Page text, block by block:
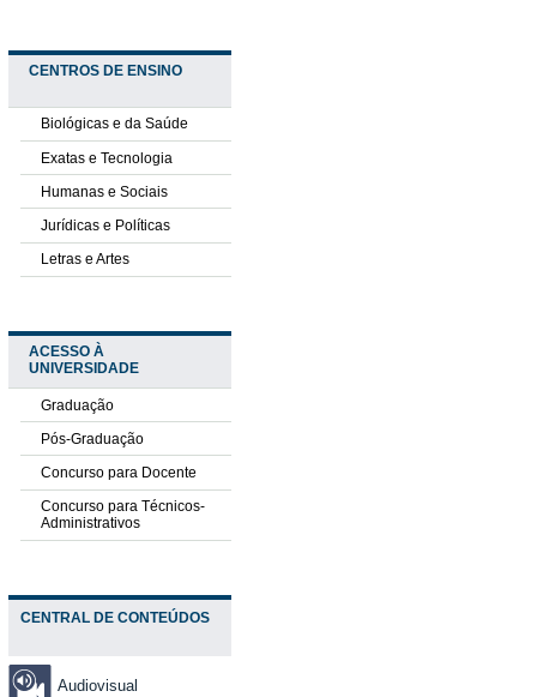
CENTROS DE ENSINO
Biológicas e da Saúde
Exatas e Tecnologia
Humanas e Sociais
Jurídicas e Políticas
Letras e Artes
ACESSO À
UNIVERSIDADE
Graduação
Pós-Graduação
Concurso para Docente
Concurso para Técnicos-
Administrativos
CENTRAL DE CONTEÚDOS
Audiovisual